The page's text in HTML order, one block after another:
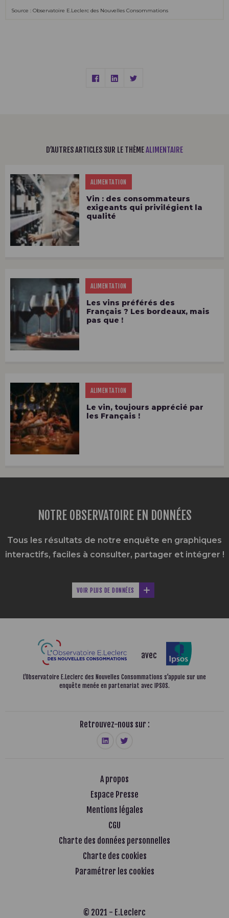
Source : Observatoire E.Leclerc des Nouvelles Consommations
D’AUTRES ARTICLES SUR LE THÈMEALIMENTAIRE
ALIMENTATION
Vin : des consommateurs
exigeants qui privilégient la
qualité
ALIMENTATION
Les vins préférés des
Français ? Les bordeaux, mais
pas que !
ALIMENTATION
Le vin, toujours apprécié par
les Français !
NOTRE OBSERVATOIRE EN DONNÉES
Tous les résultats de notre enquête en graphiques
interactifs, faciles à consulter, partager et intégrer !
VOIR PLUS DE DONNÉES
avec
L’Observatoire E.Leclerc des Nouvelles Consommations s’appuie sur une
enquête menée en partenariat avec IPSOS.
Retrouvez-nous sur :
A propos
Espace Presse
Mentions légales
CGU
Charte des données personnelles
Charte des cookies
Paramétrer les cookies
© 2021 - E.Leclerc